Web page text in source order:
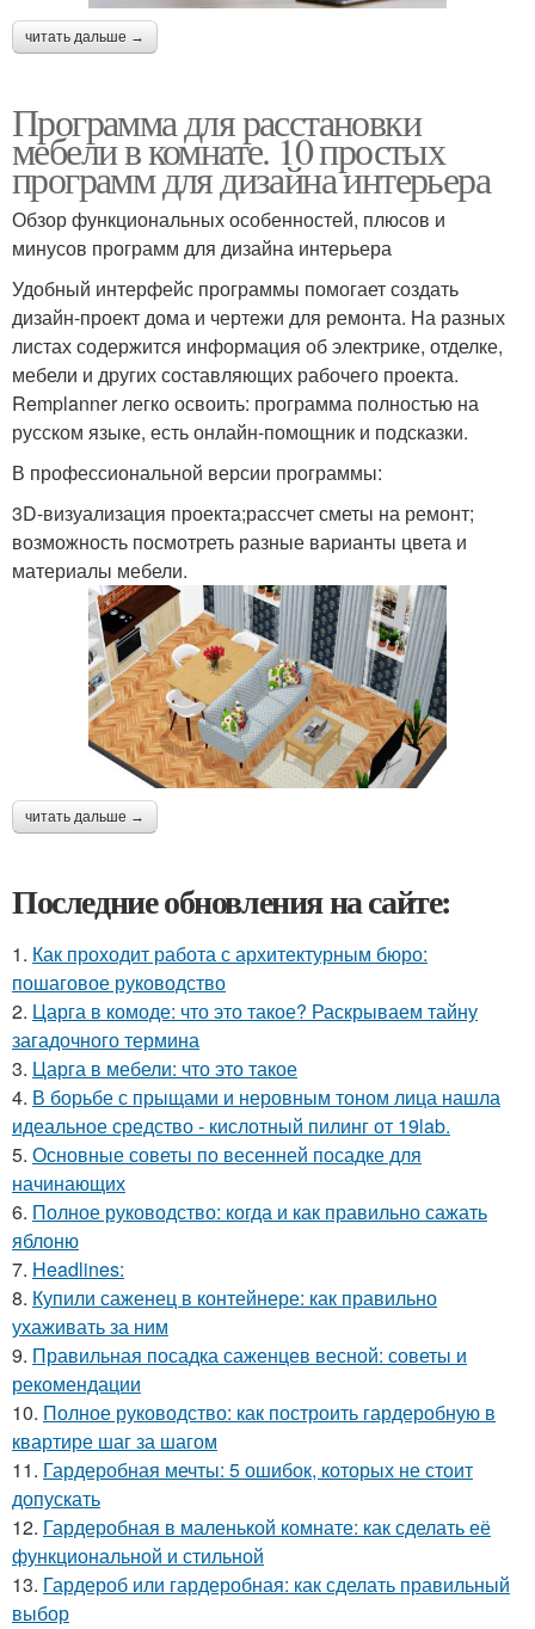
читать дальше →
Программа для расстановки
мебели в комнате. 10 простых
программ для дизайна интерьера
Обзор функциональных особенностей, плюсов и
минусов программ для дизайна интерьера
Удобный интерфейс программы помогает создать
дизайн-проект дома и чертежи для ремонта. На разных
листах содержится информация об электрике, отделке,
мебели и других составляющих рабочего проекта.
Remplanner легко освоить: программа полностью на
русском языке, есть онлайн-помощник и подсказки.
В профессиональной версии программы:
3D-визуализация проекта;рассчет сметы на ремонт;
возможность посмотреть разные варианты цвета и
материалы мебели.
читать дальше →
Последние обновления на сайте:
1. Как проходит работа с архитектурным бюро:
пошаговое руководство
2. Царга в комоде: что это такое? Раскрываем тайну
загадочного термина
3. Царга в мебели: что это такое
4. В борьбе с прыщами и неровным тоном лица нашла
идеальное средство - кислотный пилинг от 19lab.
5. Основные советы по весенней посадке для
начинающих
6. Полное руководство: когда и как правильно сажать
яблоню
7. Headlines:
8. Купили саженец в контейнере: как правильно
ухаживать за ним
9. Правильная посадка саженцев весной: советы и
рекомендации
10. Полное руководство: как построить гардеробную в
квартире шаг за шагом
11. Гардеробная мечты: 5 ошибок, которых не стоит
допускать
12. Гардеробная в маленькой комнате: как сделать её
функциональной и стильной
13. Гардероб или гардеробная: как сделать правильный
выбор